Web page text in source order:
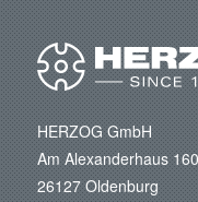
HERZOG GmbH
Am Alexanderhaus 160
26127 Oldenburg